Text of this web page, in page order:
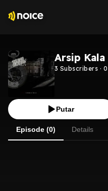
Arsip Kala
3 Subscribers · 0
Putar
Episode (0) Details